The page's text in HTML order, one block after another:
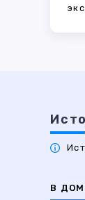
В